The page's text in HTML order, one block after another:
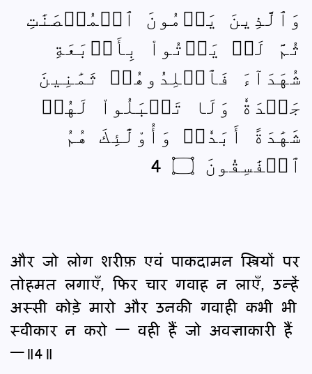
وَٱلَّذِينَ يَرۡمُونَ ٱلۡمُحۡصَنَٰتِ
ثُمَّ لَمۡ يَأۡتُواْ بِأَرۡبَعَةِ
شُهَدَآءَ فَٱجۡلِدُوهُمۡ ثَمَٰنِينَ
جَلۡدَةٗ وَلَا تَقۡبَلُواْ لَهُمۡ
شَهَٰدَةً أَبَدٗاۚ وَأُوْلَٰٓئِكَ هُمُ
ٱلۡفَٰسِقُونَ ۝ 4
और जो लोग शरीफ़ एवं पाकदामन स्त्रियों पर
तोहमत लगाएँ, फिर चार गवाह न लाएँ, उन्हें
अस्सी कोड़े मारो और उनकी गवाही कभी भी
स्वीकार न करो — वही हैं जो अवज्ञाकारी हैं
—॥4॥